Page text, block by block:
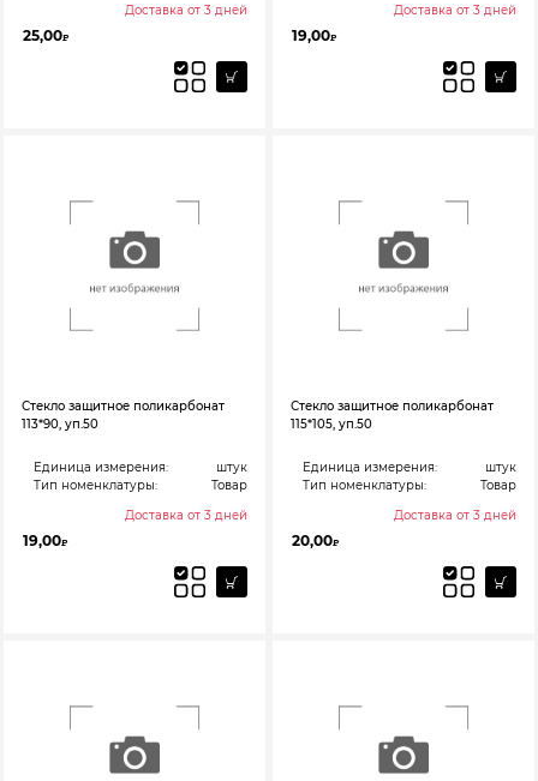
Доставка от 3 дней
25,00₽
Доставка от 3 дней
19,00₽
Стекло защитное поликарбонат
113*90, уп.50
Единица измерения:
штук
Тип номенклатуры:
Товар
Доставка от 3 дней
19,00₽
Стекло защитное поликарбонат
115*105, уп.50
Единица измерения:
штук
Тип номенклатуры:
Товар
Доставка от 3 дней
20,00₽